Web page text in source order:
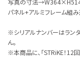
パネル+アルミフレーム
※シリアルナンバーはラン
ん。
※本商品に、「STRiKE！12